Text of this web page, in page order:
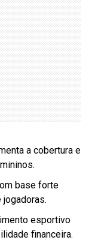
a cobertura e
base forte
jogadoras.
esportivo
financeira.